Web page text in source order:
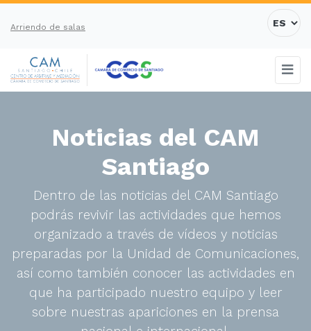
Arriendo de salas
Noticias del CAM
Santiago
Dentro de las noticias del CAM Santiago
podrás revivir las actividades que hemos
organizado a través de vídeos y noticias
preparadas por la Unidad de Comunicaciones,
así como también conocer las actividades en
que ha participado nuestro equipo y leer
sobre nuestras apariciones en la prensa